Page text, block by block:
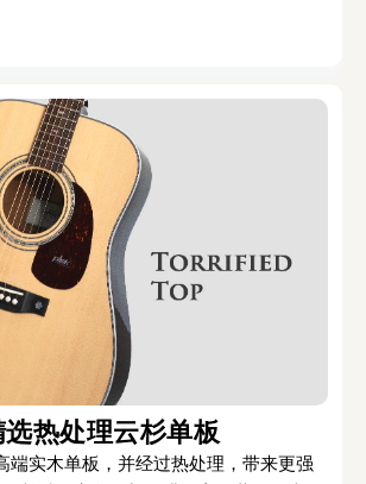
选热处理云杉单板
端实木单板，并经过热处理，带来更强